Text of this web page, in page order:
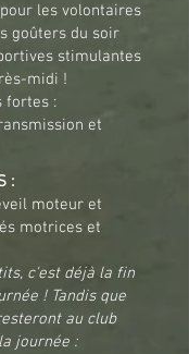
les volontaires
goûters du soir
stimulantes
midi !
fortes :
et
:
moteur et
motrices et
c'est déjà la fin
! Tandis que
au club
journée :